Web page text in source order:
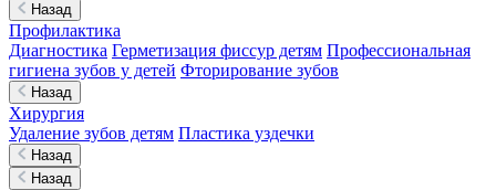
Назад
Профилактика
Диагностика Герметизация фиссур детям Профессиональная
гигиена зубов у детей Фторирование зубов
Назад
Хирургия
Удаление зубов детям Пластика уздечки
Назад
Назад